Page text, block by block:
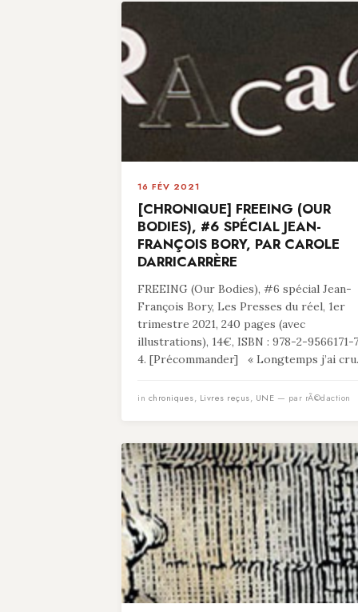
16 FÉV 2021
[CHRONIQUE] FREEING (OUR
BODIES), #6 SPÉCIAL JEAN-
FRANÇOIS BORY, PAR CAROLE
DARRICARRÈRE
FREEING (Our Bodies), #6 spécial Jean-
François Bory, Les Presses du réel, 1er
trimestre 2021, 240 pages (avec
illustrations), 14€, ISBN : 978-2-9566171-
4. [Précommander] « Longtemps j’ai
in chroniques, Livres reçus, UNE — par rÃ©daction